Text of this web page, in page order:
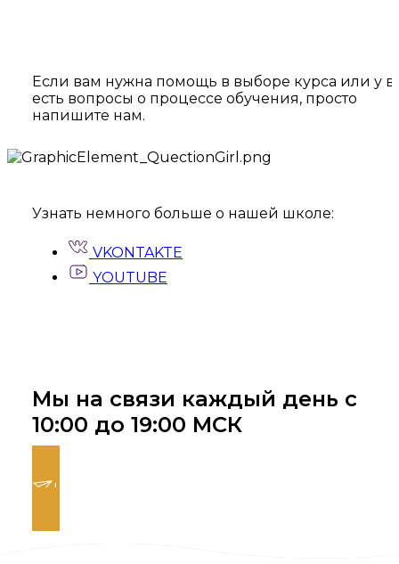
Если вам нужна помощь в выборе курса или у
есть вопросы о процессе обучения, просто
напишите нам.
Узнать немного больше о нашей школе:
VKONTAKTE
YOUTUBE
Мы на связи каждый день с
10:00 до 19:00 МСК
НАПИШИТЕ НАМ